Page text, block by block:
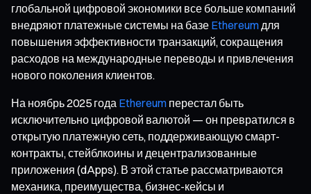
глобальной цифровой экономики все больше компаний
внедряют платежные системы на базе Ethereum для
повышения эффективности транзакций, сокращения
расходов на международные переводы и привлечения
нового поколения клиентов.
На ноябрь 2025 года Ethereum перестал быть
исключительно цифровой валютой — он превратился в
открытую платежную сеть, поддерживающую смарт-
контракты, стейблкоины и децентрализованные
приложения (dApps). В этой статье рассматриваются
механика, преимущества, бизнес-кейсы и